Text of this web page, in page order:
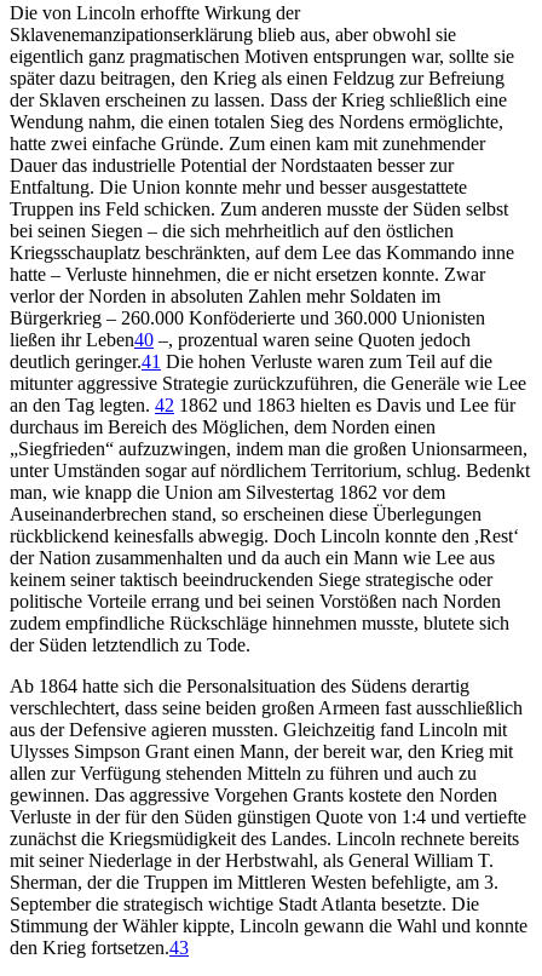
Die von Lincoln erhoffte Wirkung der
Sklavenemanzipationserklärung blieb aus, aber obwohl sie
eigentlich ganz pragmatischen Motiven entsprungen war, sollte sie
später dazu beitragen, den Krieg als einen Feldzug zur Befreiung
der Sklaven erscheinen zu lassen. Dass der Krieg schließlich eine
Wendung nahm, die einen totalen Sieg des Nordens ermöglichte,
hatte zwei einfache Gründe. Zum einen kam mit zunehmender
Dauer das industrielle Potential der Nordstaaten besser zur
Entfaltung. Die Union konnte mehr und besser ausgestattete
Truppen ins Feld schicken. Zum anderen musste der Süden selbst
bei seinen Siegen – die sich mehrheitlich auf den östlichen
Kriegsschauplatz beschränkten, auf dem Lee das Kommando inne
hatte – Verluste hinnehmen, die er nicht ersetzen konnte. Zwar
verlor der Norden in absoluten Zahlen mehr Soldaten im
Bürgerkrieg – 260.000 Konföderierte und 360.000 Unionisten
ließen ihr Leben40 –, prozentual waren seine Quoten jedoch
deutlich geringer.41 Die hohen Verluste waren zum Teil auf die
mitunter aggressive Strategie zurückzuführen, die Generäle wie Lee
an den Tag legten. 42 1862 und 1863 hielten es Davis und Lee für
durchaus im Bereich des Möglichen, dem Norden einen
„Siegfrieden“ aufzuzwingen, indem man die großen Unionsarmeen,
unter Umständen sogar auf nördlichem Territorium, schlug. Bedenkt
man, wie knapp die Union am Silvestertag 1862 vor dem
Auseinanderbrechen stand, so erscheinen diese Überlegungen
rückblickend keinesfalls abwegig. Doch Lincoln konnte den ,Rest‘
der Nation zusammenhalten und da auch ein Mann wie Lee aus
keinem seiner taktisch beeindruckenden Siege strategische oder
politische Vorteile errang und bei seinen Vorstößen nach Norden
zudem empfindliche Rückschläge hinnehmen musste, blutete sich
der Süden letztendlich zu Tode.
Ab 1864 hatte sich die Personalsituation des Südens derartig
verschlechtert, dass seine beiden großen Armeen fast ausschließlich
aus der Defensive agieren mussten. Gleichzeitig fand Lincoln mit
Ulysses Simpson Grant einen Mann, der bereit war, den Krieg mit
allen zur Verfügung stehenden Mitteln zu führen und auch zu
gewinnen. Das aggressive Vorgehen Grants kostete den Norden
Verluste in der für den Süden günstigen Quote von 1:4 und vertiefte
zunächst die Kriegsmüdigkeit des Landes. Lincoln rechnete bereits
mit seiner Niederlage in der Herbstwahl, als General William T.
Sherman, der die Truppen im Mittleren Westen befehligte, am 3.
September die strategisch wichtige Stadt Atlanta besetzte. Die
Stimmung der Wähler kippte, Lincoln gewann die Wahl und konnte
den Krieg fortsetzen.43